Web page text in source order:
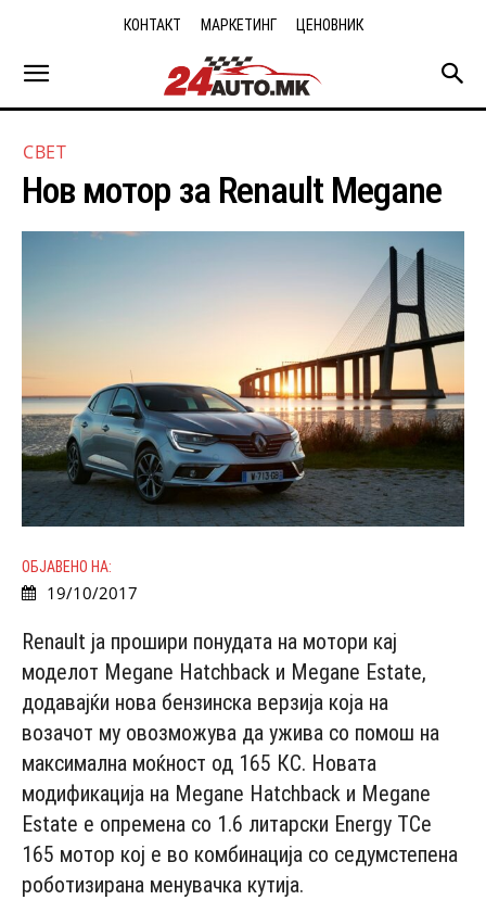
КОНТАКТ МАРКЕТИНГ ЦЕНОВНИК
СВЕТ
Нов мотор за Renault Megane
ОБЈАВЕНО НА:
19/10/2017
Renault ja прошири понудата на мотори кај
моделот Megane Hatchback и Mеgane Estate,
додавајќи нова бензинска верзија која на
возачот му овозможува да ужива со помош на
максимална моќност од 165 КС. Новата
модификација на Megane Hatchback и Mеgane
Estate е опремена со 1.6 литарски Energy TCe
165 мотор кој е во комбинација со седумстепена
роботизирана менувачка кутија.